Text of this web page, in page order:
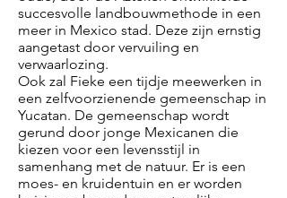
succesvolle landbouwmethode in een
meer in Mexico stad. Deze zijn ernstig
aangetast door vervuiling en
verwaarlozing.
Ook zal Fieke een tijdje meewerken in
een zelfvoorzienende gemeenschap in
Yucatan. De gemeenschap wordt
gerund door jonge Mexicanen die
kiezen voor een levensstijl in
samenhang met de natuur. Er is een
moes- en kruidentuin en er worden